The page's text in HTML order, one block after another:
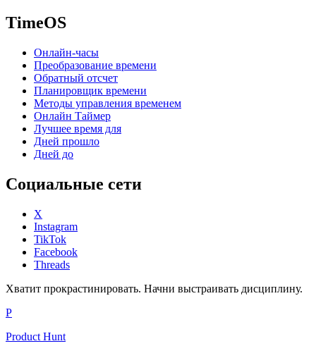
TimeOS
Онлайн-часы
Преобразование времени
Обратный отсчет
Планировщик времени
Методы управления временем
Онлайн Таймер
Лучшее время для
Дней прошло
Дней до
Социальные сети
X
Instagram
TikTok
Facebook
Threads
Хватит прокрастинировать. Начни выстраивать дисциплину.
P
Product Hunt